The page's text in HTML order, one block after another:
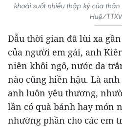
khoải suốt nhiều thập kỷ của
Huệ/
Dẫu thời gian đã lùi xa
của người em gái, anh
niên khôi ngô, nước da
nào cũng hiền hậu. Là
anh luôn yêu thương,
lần có quà bánh hay món
nhường phần cho các em